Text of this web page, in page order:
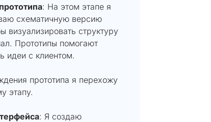
: На этом этапе я
схематичную версию
визуализировать структуру
Прототипы помогают
идеи с клиентом.
прототипа я перехожу
этапу.
: Я создаю